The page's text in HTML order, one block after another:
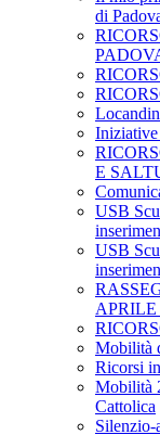
di
E
USB
USB
APRILE
Mobilità
Ricorsi
Mobilità
Cattolica
Silenzio-